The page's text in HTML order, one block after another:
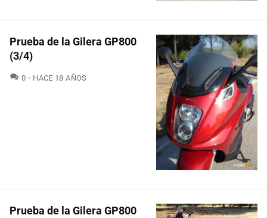
Prueba de la Gilera GP800
(3/4)
0 COMENTARIOS
HACE 18 AÑOS
Prueba de la Gilera GP800